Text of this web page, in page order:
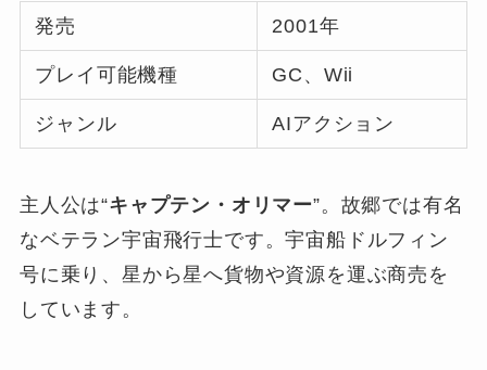
発売 2001年
プレイ可能機種 GC、Wii
ジャンル AIアクション
主人公は“キャプテン・オリマー”。故郷では有名
なベテラン宇宙飛行士です。宇宙船ドルフィン
号に乗り、星から星へ貨物や資源を運ぶ商売を
しています。